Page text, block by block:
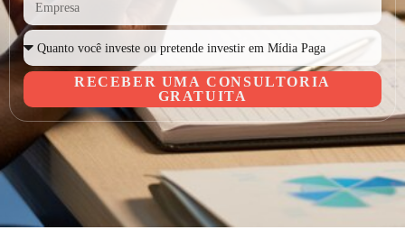
RECEBER UMA CONSULTORIA
GRATUITA